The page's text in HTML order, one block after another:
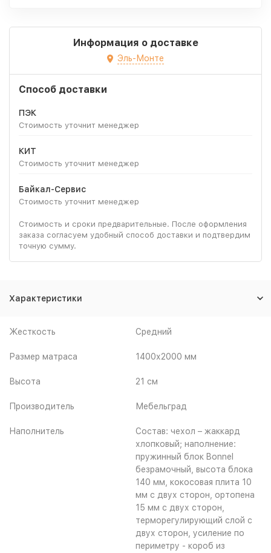
Информация о доставке
Эль-Монте
Способ доставки
ПЭК
Стоимость уточнит менеджер
КИТ
Стоимость уточнит менеджер
Байкал-Сервис
Стоимость уточнит менеджер
Стоимость и сроки предварительные. После оформления
заказа согласуем удобный способ доставки и подтвердим
точную сумму.
Характеристики
Жесткость Средний
Размер матраса 1400х2000 мм
Высота 21 см
Производитель Мебельград
Наполнитель
Состав: чехол – жаккард
хлопковый; наполнение:
пружинный блок Bonnel
безрамочный, высота блока
140 мм, кокосовая плита 10
мм с двух сторон, ортопена
15 мм с двух сторон,
терморегулирующий слой с
двух сторон, усиление по
периметру - короб из